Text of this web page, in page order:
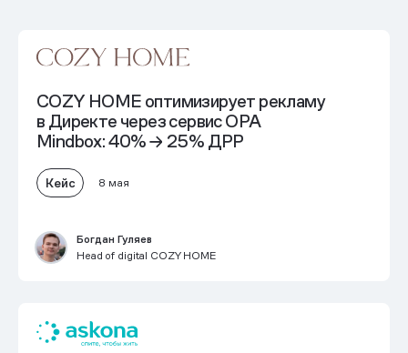
COZY HOME оптимизирует рекламу
в Директе через сервис OPA
Mindbox: 40% → 25% ДРР
Кейс 8 мая
Богдан Гуляев
Head of digital COZY HOME